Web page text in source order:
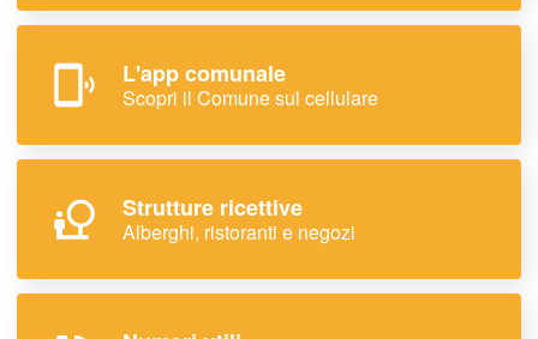
L'app comunale
Scopri il Comune sul cellulare
Strutture ricettive
Alberghi, ristoranti e negozi